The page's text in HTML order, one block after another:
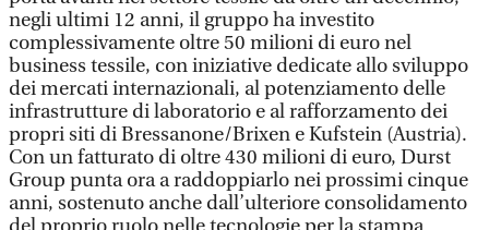
negli ultimi 12 anni, il gruppo ha investito
complessivamente oltre 50 milioni di euro nel
business tessile, con iniziative dedicate allo sviluppo
dei mercati internazionali, al potenziamento delle
infrastrutture di laboratorio e al rafforzamento dei
propri siti di Bressanone/Brixen e Kufstein (Austria).
Con un fatturato di oltre 430 milioni di euro, Durst
Group punta ora a raddoppiarlo nei prossimi cinque
anni, sostenuto anche dall’ulteriore consolidamento